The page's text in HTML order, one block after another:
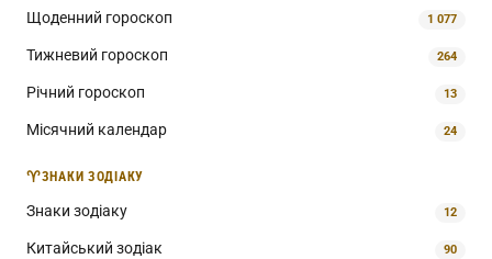
Щоденний гороскоп 1 077
Тижневий гороскоп 264
Річний гороскоп 13
Місячний календар 24
♈ЗНАКИ ЗОДІАКУ
Знаки зодіаку 12
Китайський зодіак 90